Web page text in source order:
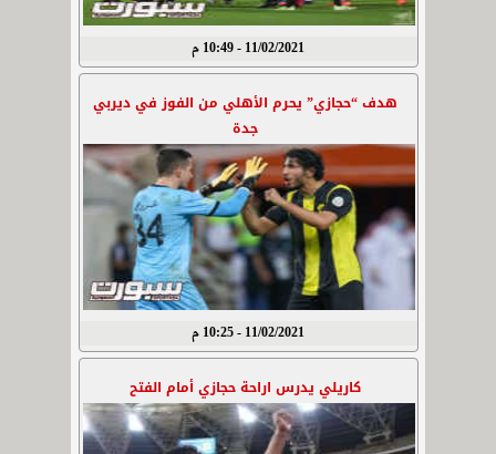
11/02/2021 - 10:49 م
هدف “حجازي” يحرم الأهلي من الفوز في ديربي
جدة
11/02/2021 - 10:25 م
كاريلي يدرس اراحة حجازي أمام الفتح